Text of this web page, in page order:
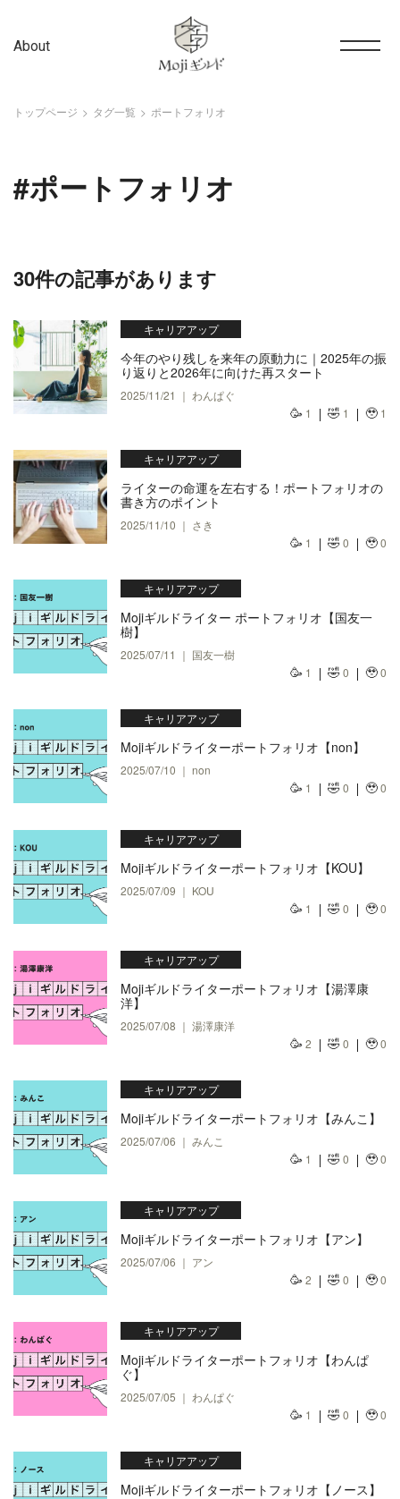
About
トップページ タグ一覧 ポートフォリオ
#ポートフォリオ
30件の記事があります
キャリアアップ
今年のやり残しを来年の原動力に｜2025年の振
り返りと2026年に向けた再スタート
2025/11/21 ｜ わんぱぐ
🥳 1 🤣 1 🥹 1
キャリアアップ
ライターの命運を左右する！ポートフォリオの
書き方のポイント
2025/11/10 ｜ さき
🥳 1 🤣0 🥹0
キャリアアップ
Mojiギルドライター ポートフォリオ【国友一
樹】
2025/07/11 ｜ 国友一樹
🥳 1 🤣0 🥹0
キャリアアップ
Mojiギルドライターポートフォリオ【non】
2025/07/10 ｜ non
🥳 1 🤣0 🥹0
キャリアアップ
Mojiギルドライターポートフォリオ【KOU】
2025/07/09 ｜ KOU
🥳 1 🤣0 🥹0
キャリアアップ
Mojiギルドライターポートフォリオ【湯澤康
洋】
2025/07/08 ｜ 湯澤康洋
🥳 2 🤣0 🥹0
キャリアアップ
Mojiギルドライターポートフォリオ【みんこ】
2025/07/06 ｜ みんこ
🥳 1 🤣0 🥹0
キャリアアップ
Mojiギルドライターポートフォリオ【アン】
2025/07/06 ｜ アン
🥳 2 🤣0 🥹0
キャリアアップ
Mojiギルドライターポートフォリオ【わんぱ
ぐ】
2025/07/05 ｜ わんぱぐ
🥳 1 🤣0 🥹0
キャリアアップ
Mojiギルドライターポートフォリオ【ノース】